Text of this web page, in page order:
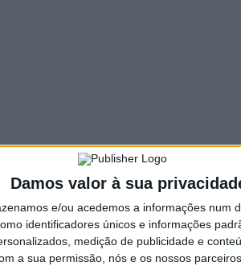
Damos valor à sua
e/ou acedemos a informações num
identificadores únicos e informações
medição de publicidade e
a sua permissão, nós e os nossos